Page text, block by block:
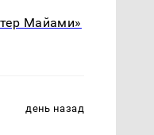
Майами»
день назад